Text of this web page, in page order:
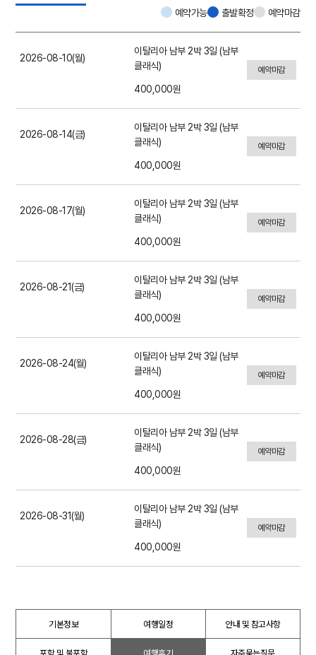
예약가능 출발확정 예약마감
2026-08-10(월)
이탈리아 남부 2박 3일 (남부
클래식)
400,000원
예약마감
2026-08-14(금)
이탈리아 남부 2박 3일 (남부
클래식)
400,000원
예약마감
2026-08-17(월)
이탈리아 남부 2박 3일 (남부
클래식)
400,000원
예약마감
2026-08-21(금)
이탈리아 남부 2박 3일 (남부
클래식)
400,000원
예약마감
2026-08-24(월)
이탈리아 남부 2박 3일 (남부
클래식)
400,000원
예약마감
2026-08-28(금)
이탈리아 남부 2박 3일 (남부
클래식)
400,000원
예약마감
2026-08-31(월)
이탈리아 남부 2박 3일 (남부
클래식)
400,000원
예약마감
기본정보 여행일정 안내 및 참고사항